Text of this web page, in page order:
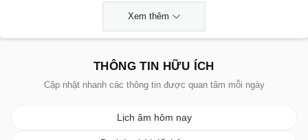
Xem thêm
THÔNG TIN HỮU ÍCH
Cập nhật nhanh các thông tin được quan tâm mỗi ngày
Lịch âm hôm nay